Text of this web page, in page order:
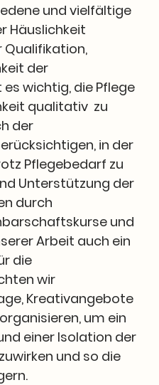
und vielfältige
Häuslichkeit
Qualifikation,
der
wichtig, die Pflege
qualitativ zu
der
in der
Pflegebedarf zu
Unterstützung der
durch
und
Arbeit auch ein
die
wir
Kreativangebote
um ein
einer Isolation der
und so die